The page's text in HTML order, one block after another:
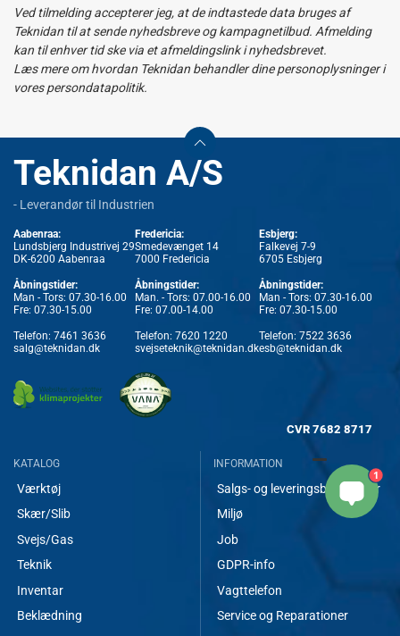
Ved tilmelding accepterer jeg, at de indtastede data bruges af
Teknidan til at sende nyhedsbreve og kampagnetilbud. Afmelding
kan til enhver tid ske via et afmeldingslink i nyhedsbrevet.
Læs mere om hvordan Teknidan behandler dine personoplysninger i
vores persondatapolitik.
Teknidan A/S
- Leverandør til Industrien
Aabenraa:
Lundsbjerg Industrivej 29
DK-6200 Aabenraa
Åbningstider:
Man - Tors: 07.30-16.00
Fre: 07.30-15.00
Telefon: 7461 3636
salg@teknidan.dk
Fredericia:
Smedevænget 14
7000 Fredericia
Åbningstider:
Man. - Tors: 07.00-16.00
Fre: 07.00-14.00
Telefon: 7620 1220
svejseteknik@teknidan.dk
Esbjerg:
Falkevej 7-9
6705 Esbjerg
Åbningstider:
Man - Tors: 07.30-16.00
Fre: 07.30-15.00
Telefon: 7522 3636
esb@teknidan.dk
CVR 7682 8717
KATALOG
Værktøj
Skær/Slib
Svejs/Gas
Teknik
Inventar
Beklædning
INFORMATION
Salgs- og leveringsbetingelser
Miljø
Job
GDPR-info
Vagttelefon
Service og Reparationer
1